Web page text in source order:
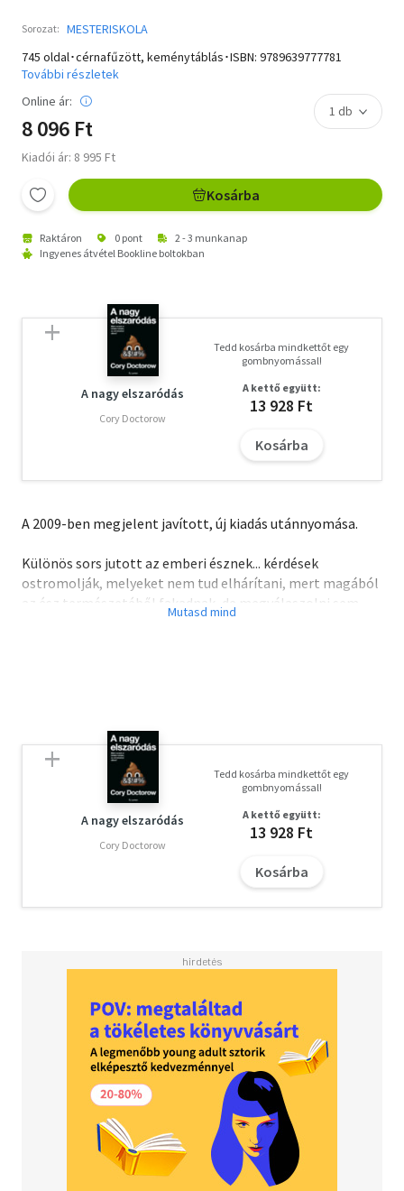
Sorozat: MESTERISKOLA
745 oldal･cérnafűzött, keménytáblás･ISBN: 9789639777781
További részletek
Online ár:
8 096 Ft
Kiadói ár: 8 995 Ft
Kosárba
Raktáron 0 pont
2 - 3 munkanap
Ingyenes átvétel Bookline boltokban
A nagy elszaródás
Cory Doctorow
Tedd kosárba mindkettőt egy
gombnyomással!
A kettő együtt:
13 928 Ft
Kosárba
A 2009-ben megjelent javított, új kiadás utánnyomása.
Különös sors jutott az emberi észnek... kérdések
ostromolják, melyeket nem tud elhárítani, mert magából
az ész természetéből fakadnak, de megválaszolni sem
tudja őket, mert az emberi ész minden képességét
A nagy elszaródás
Cory Doctorow
Tedd kosárba mindkettőt egy
gombnyomással!
A kettő együtt:
13 928 Ft
Kosárba